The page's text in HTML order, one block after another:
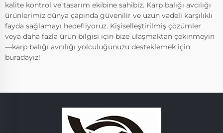
kalite kontrol ve tasarım ekibine sahibiz. Karp balığı avcılığı
ürünlerimiz dünya çapında güvenilir ve uzun vadeli karşılıklı
fayda sağlamayı hedefliyoruz. Kişiselleştirilmiş çözümler
veya daha fazla ürün bilgisi için bize ulaşmaktan çekinmeyin
—karp balığı avcılığı yolculuğunuzu desteklemek için
buradayız!